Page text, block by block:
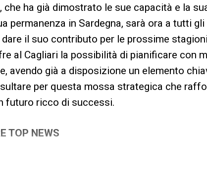
che ha già dimostrato le sue capacità e la
permanenza in Sardegna, sarà ora a tutti
il suo contributo per le prossime
al Cagliari la possibilità di pianificare con
avendo già a disposizione un elemento
per questa mossa strategica che
futuro ricco di successi.
TOP NEWS